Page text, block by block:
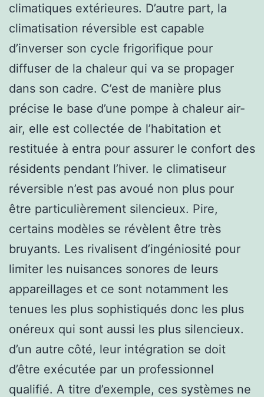
climatiques extérieures. D’autre part, la
climatisation réversible est capable
d’inverser son cycle frigorifique pour
diffuser de la chaleur qui va se propager
dans son cadre. C’est de manière plus
précise le base d’une pompe à chaleur air-
air, elle est collectée de l’habitation et
restituée à entra pour assurer le confort des
résidents pendant l’hiver. le climatiseur
réversible n’est pas avoué non plus pour
être particulièrement silencieux. Pire,
certains modèles se révèlent être très
bruyants. Les rivalisent d’ingéniosité pour
limiter les nuisances sonores de leurs
appareillages et ce sont notamment les
tenues les plus sophistiqués donc les plus
onéreux qui sont aussi les plus silencieux.
d’un autre côté, leur intégration se doit
d’être exécutée par un professionnel
qualifié. A titre d’exemple, ces systèmes ne